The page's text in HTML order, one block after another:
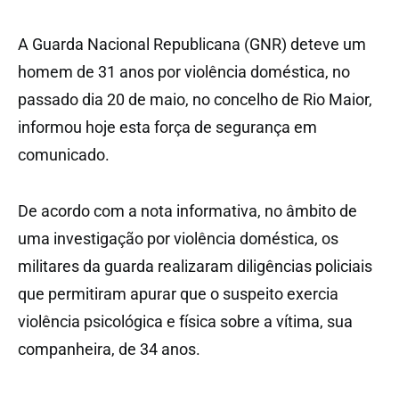
A Guarda Nacional Republicana (GNR) deteve um
homem de 31 anos por violência doméstica, no
passado dia 20 de maio, no concelho de Rio Maior,
informou hoje esta força de segurança em
comunicado.
De acordo com a nota informativa, no âmbito de
uma investigação por violência doméstica, os
militares da guarda realizaram diligências policiais
que permitiram apurar que o suspeito exercia
violência psicológica e física sobre a vítima, sua
companheira, de 34 anos.